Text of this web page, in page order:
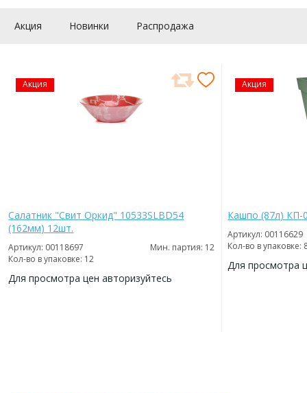
Акция Новинки Распродажа
Акция
Салатник "Свит Оркид" 10533SLBD54
(162мм) 12шт.
Артикул: 00118697
Мин. партия: 12
Кол-во в упаковке: 12
Для просмотра цен авторизуйтесь
Акция
Кашпо (87л) КП-
Артикул: 00116629
Кол-во в упаковке:
Для просмотра